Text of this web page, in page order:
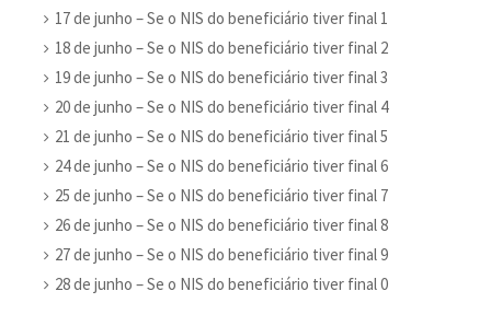
17 de junho – Se o NIS do beneficiário tiver final 1
18 de junho – Se o NIS do beneficiário tiver final 2
19 de junho – Se o NIS do beneficiário tiver final 3
20 de junho – Se o NIS do beneficiário tiver final 4
21 de junho – Se o NIS do beneficiário tiver final 5
24 de junho – Se o NIS do beneficiário tiver final 6
25 de junho – Se o NIS do beneficiário tiver final 7
26 de junho – Se o NIS do beneficiário tiver final 8
27 de junho – Se o NIS do beneficiário tiver final 9
28 de junho – Se o NIS do beneficiário tiver final 0